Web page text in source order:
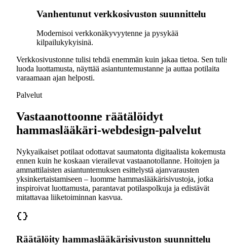
Vanhentunut verkkosivuston suunnittelu
Modernisoi verkkonäkyvyytenne ja pysykää
kilpailukykyisinä.
Verkkosivustonne tulisi tehdä enemmän kuin jakaa tietoa. Sen
luoda luottamusta, näyttää asiantuntemustanne ja auttaa potilaita
varaamaan ajan helposti.
Palvelut
Vastaanottoonne räätälöidyt
hammaslääkäri-webdesign-palvelut
Nykyaikaiset potilaat odottavat saumatonta digitaalista kokemusta
ennen kuin he koskaan vierailevat vastaanotollanne. Hoitojen ja
ammattilaisten asiantuntemuksen esittelystä ajanvarausten
yksinkertaistamiseen – luomme hammaslääkärisivustoja, jotka
inspiroivat luottamusta, parantavat potilaspolkuja ja edistävät
mitattavaa liiketoiminnan kasvua.
Räätälöity hammaslääkärisivuston suunnittelu